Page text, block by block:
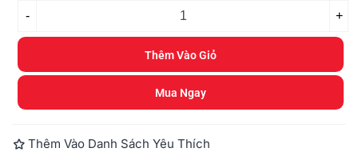
- +
Thêm Vào Giỏ
Mua Ngay
Thêm Vào Danh Sách Yêu Thích